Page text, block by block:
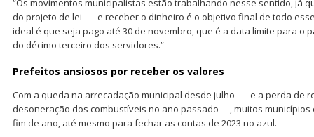
“Os movimentos municipalistas estão trabalhando nesse sentido, já
do projeto de lei — e receber o dinheiro é o objetivo final de todo
ideal é que seja pago até 30 de novembro, que é a data limite para o
do décimo terceiro dos servidores.”
Prefeitos ansiosos por receber os valores
Com a queda na arrecadação municipal desde julho — e a perda de
desoneração dos combustíveis no ano passado —, muitos
fim de ano, até mesmo para fechar as contas de 2023 no azul.